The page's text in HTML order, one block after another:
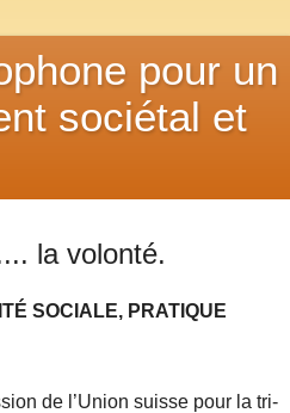
pour un
sociétal et
la volonté.
SOCIALE, PRATIQUE
de l’Union suisse pour la tri-